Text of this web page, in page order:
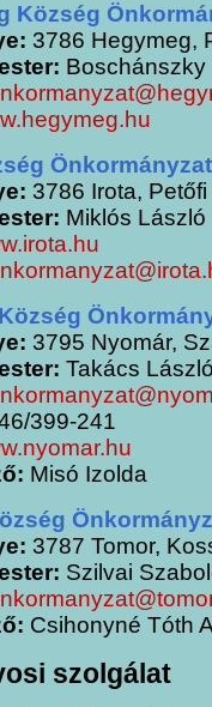
Község
3786 Hegymeg,
Boschánszky
3786 Irota,
Miklós László
3795 Nyomár,
Takács
399-241
Misó Izolda
3787 Tomor,
Szilvai
Csihonyné Tóth
szolgálat